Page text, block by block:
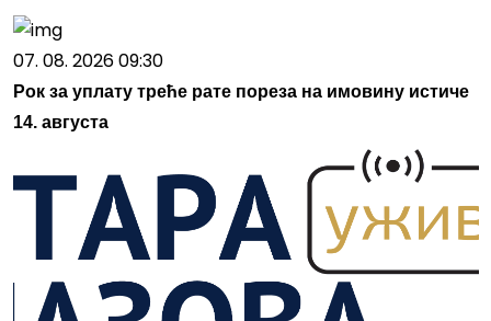
07. 08. 2026 09:30
Рок за уплату треће рате пореза на имовину истиче
14. августа